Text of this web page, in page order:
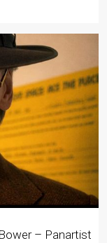
– Panartist